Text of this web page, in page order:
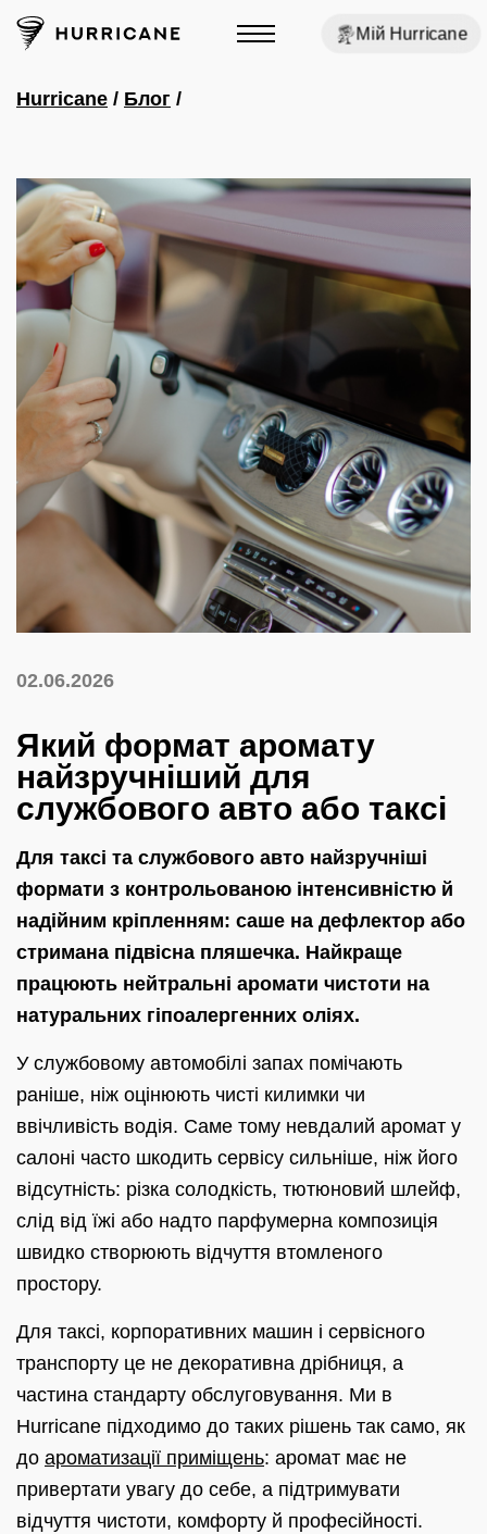
Мій Hurricane
Hurricane / Блог /
02.06.2026
Який формат аромату
найзручніший для
службового авто або таксі
Для таксі та службового авто найзручніші
формати з контрольованою інтенсивністю й
надійним кріпленням: саше на дефлектор або
стримана підвісна пляшечка. Найкраще
працюють нейтральні аромати чистоти на
натуральних гіпоалергенних оліях.
У службовому автомобілі запах помічають
раніше, ніж оцінюють чисті килимки чи
ввічливість водія. Саме тому невдалий аромат у
салоні часто шкодить сервісу сильніше, ніж його
відсутність: різка солодкість, тютюновий шлейф,
слід від їжі або надто парфумерна композиція
швидко створюють відчуття втомленого
простору.
Для таксі, корпоративних машин і сервісного
транспорту це не декоративна дрібниця, а
частина стандарту обслуговування. Ми в
Hurricane підходимо до таких рішень так само, як
до ароматизації приміщень: аромат має не
привертати увагу до себе, а підтримувати
відчуття чистоти, комфорту й професійності.